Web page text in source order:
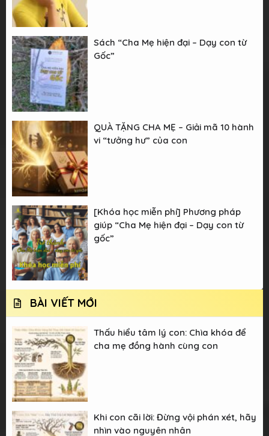
Sách “Cha Mẹ hiện đại – Dạy con từ
Gốc”
QUÀ TẶNG CHA MẸ – Giải mã 10 hành
vi “tưởng hư” của con
[Khóa học miễn phí] Phương pháp
giúp “Cha Mẹ hiện đại – Dạy con từ
gốc”
BÀI VIẾT MỚI
Thấu hiểu tâm lý con: Chìa khóa để
cha mẹ đồng hành cùng con
Khi con cãi lời: Đừng vội phán xét, hãy
nhìn vào nguyên nhân